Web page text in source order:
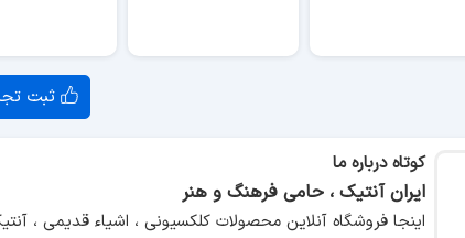
ثبت
کوتاه درباره ما
ایران آنتیک ، حامی فرهنگ و هنر
اینجا فروشگاه آنلاین محصولات کلکسیونی ، اشیاء قدیمی